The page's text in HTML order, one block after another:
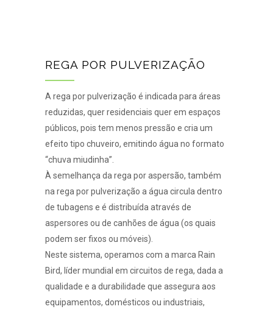
REGA POR PULVERIZAÇÃO
A rega por pulverização é indicada para áreas
reduzidas, quer residenciais quer em espaços
públicos, pois tem menos pressão e cria um
efeito tipo chuveiro, emitindo água no formato
“chuva miudinha”.
À semelhança da rega por aspersão, também
na rega por pulverização a água circula dentro
de tubagens e é distribuída através de
aspersores ou de canhões de água (os quais
podem ser fixos ou móveis).
Neste sistema, operamos com a marca Rain
Bird, líder mundial em circuitos de rega, dada a
qualidade e a durabilidade que assegura aos
equipamentos, domésticos ou industriais,